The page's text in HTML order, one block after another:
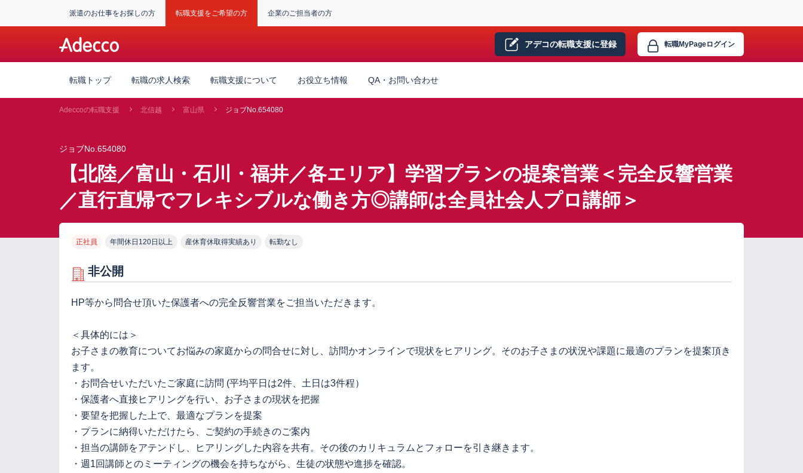
派遣のお仕事をお探しの方 転職支援をご希望の方 企業のご担当者の方
アデコの転職支援に登録 転職MyPageログイン
転職トップ 転職の求人検索 転職支援について お役立ち情報 QA・お問い合わせ
Adeccoの転職支援 北信越 富山県 ジョブNo.654080
ジョブNo.654080
【北陸／富山・石川・福井／各エリア】学習プランの提案営業＜完全反響営業
／直行直帰でフレキシブルな働き方◎講師は全員社会人プロ講師＞
正社員 年間休日120日以上 産休育休取得実績あり 転勤なし
非公開
HP等から問合せ頂いた保護者への完全反響営業をご担当いただきます。
＜具体的には＞
お子さまの教育についてお悩みの家庭からの問合せに対し、訪問かオンラインで現状をヒアリング。そのお子さまの状況や課題に最適のプランを提案頂き
ます。
・お問合せいただいたご家庭に訪問 (平均平日は2件、土日は3件程）
・保護者へ直接ヒアリングを行い、お子さまの現状を把握
・要望を把握した上で、最適なプランを提案
・プランに納得いただけたら、ご契約の手続きのご案内
・担当の講師をアテンドし、ヒアリングした内容を共有。その後のカリキュラムとフォローを引き継きます。
・週1回講師とのミーティングの機会を持ちながら、生徒の状態や進捗を確認。